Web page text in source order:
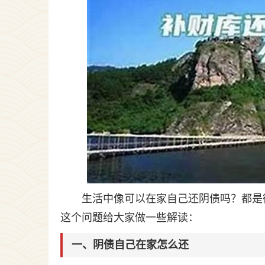
生活中像可以在家自己还阴债吗？都
这个问题给大家做一些解读：
一、阴债自己在家怎么还